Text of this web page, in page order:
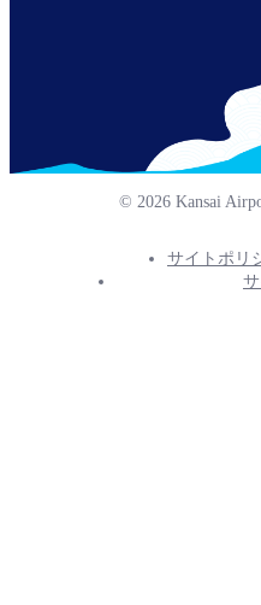
© 2026 Kansai
サイトポリ